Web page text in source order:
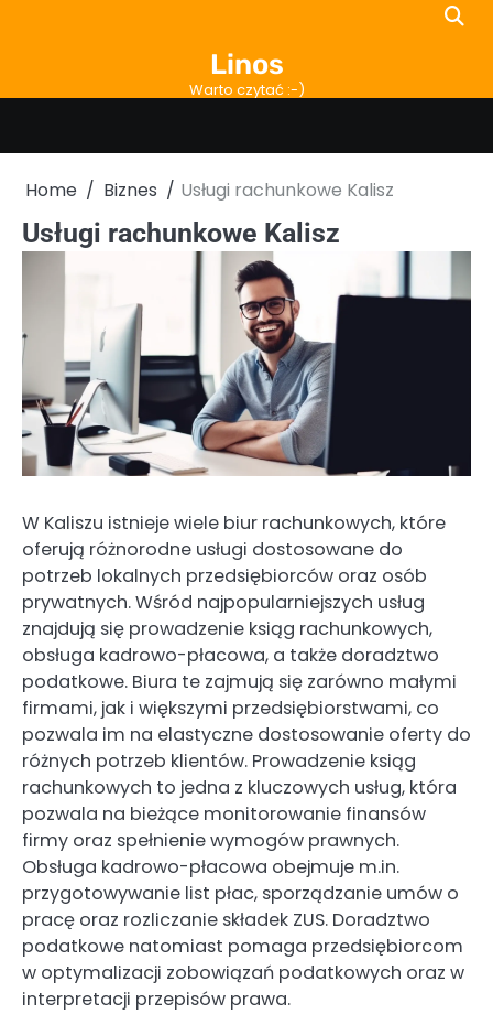
Linos
Warto czytać :-)
Home Biznes Usługi rachunkowe Kalisz
Usługi rachunkowe Kalisz
W Kaliszu istnieje wiele biur rachunkowych, które
oferują różnorodne usługi dostosowane do
potrzeb lokalnych przedsiębiorców oraz osób
prywatnych. Wśród najpopularniejszych usług
znajdują się prowadzenie ksiąg rachunkowych,
obsługa kadrowo-płacowa, a także doradztwo
podatkowe. Biura te zajmują się zarówno małymi
firmami, jak i większymi przedsiębiorstwami, co
pozwala im na elastyczne dostosowanie oferty do
różnych potrzeb klientów. Prowadzenie ksiąg
rachunkowych to jedna z kluczowych usług, która
pozwala na bieżące monitorowanie finansów
firmy oraz spełnienie wymogów prawnych.
Obsługa kadrowo-płacowa obejmuje m.in.
przygotowywanie list płac, sporządzanie umów o
pracę oraz rozliczanie składek ZUS. Doradztwo
podatkowe natomiast pomaga przedsiębiorcom
w optymalizacji zobowiązań podatkowych oraz w
interpretacji przepisów prawa.